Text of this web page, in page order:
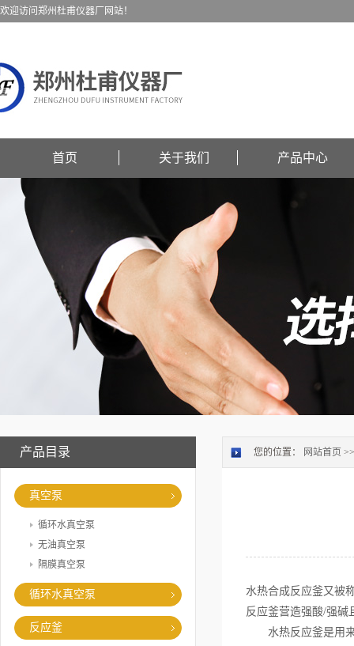
欢迎访问郑州杜甫仪器厂网站！
首页 关于我们 产品中心
产品目录
真空泵
循环水真空泵
无油真空泵
隔膜真空泵
循环水真空泵
反应釜
您的位置： 网站首页
水热合成反应釜又被
反应釜营造强酸/强碱
水热反应釜是用来